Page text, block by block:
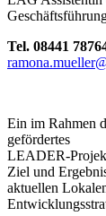
Tel. 08441
Ein im Rahmen
gefördertes
LEADER-
Ziel und
aktuellen